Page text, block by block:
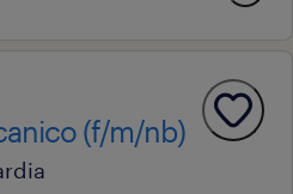
(f/m/nb)